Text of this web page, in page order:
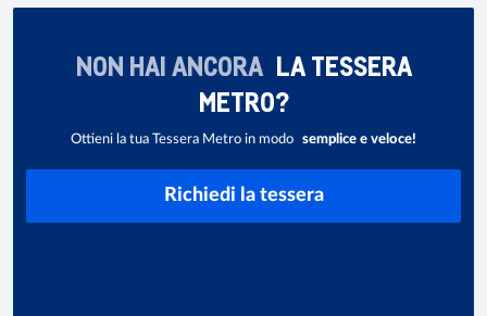
NON HAI ANCORA LA TESSERA
METRO?
Ottieni la tua Tessera Metro in modo semplice e veloce!
Richiedi la tessera